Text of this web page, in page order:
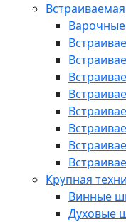
Крупная
Винные
Духовые